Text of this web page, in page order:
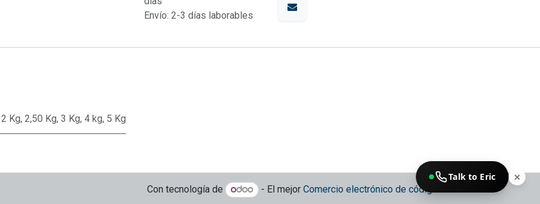
Envío: 2-3 días laborables
2 Kg, 2,50 Kg, 3 Kg, 4 kg, 5 Kg
Con tecnología de - El mejor Comercio electrónico de código abierto
Talk to Eric ✕